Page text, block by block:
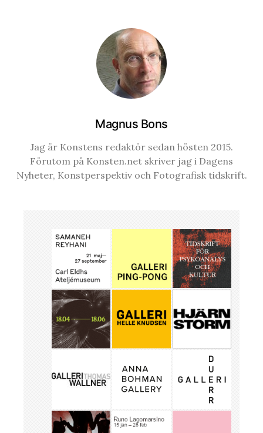
Magnus Bons
Jag är Konstens redaktör sedan hösten 2015.
Förutom på Konsten.net skriver jag i Dagens
Nyheter, Konstperspektiv och Fotografisk tidskrift.